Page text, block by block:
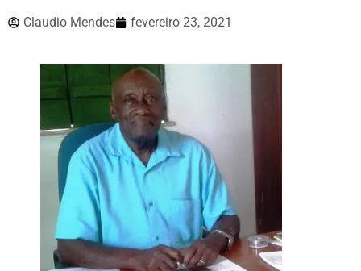
Claudio Mendes fevereiro 23, 2021